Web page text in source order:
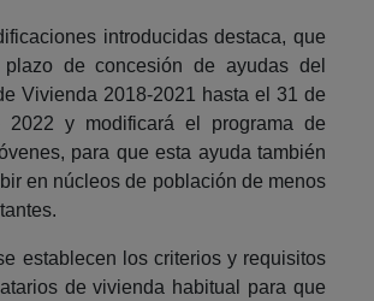
introducidas destaca, que
de concesión de ayudas del
Vivienda 2018-2021 hasta el 31 de
2022 y modificará el programa de
para que esta ayuda también
en núcleos de población de menos
establecen los criterios y requisitos
de vivienda habitual para que